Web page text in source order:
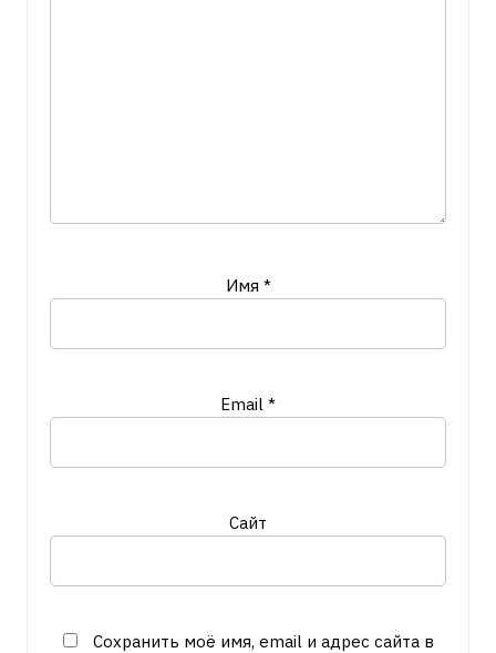
Имя *
Email *
Сайт
Сохранить моё имя, email и адрес сайта в